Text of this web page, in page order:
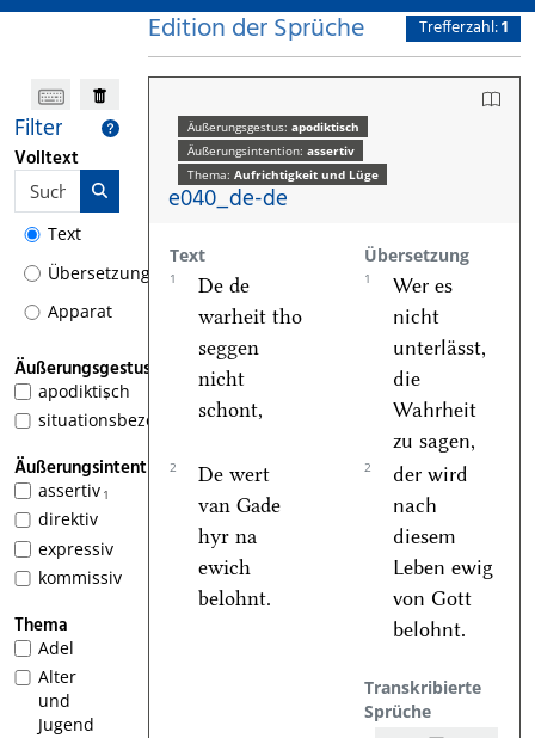
Filter
Volltext
Text
Übersetzung
Apparat
Äußerungsgestus
1
apodiktisch
situationsbezogen
Äußerungsintention
1
assertiv
direktiv
expressiv
kommissiv
Thema
Adel
Alter
und
Jugend
Edition der Sprüche Trefferzahl:1
Äußerungsgestus: apodiktisch
Äußerungsintention: assertiv
Thema: Aufrichtigkeit und Lüge
e040_de-de
Text Übersetzung
1
De de
warheit tho
seggen
nicht
schont,
1
Wer es
nicht
unterlässt,
die
Wahrheit
zu sagen,
2
De wert
van Gade
hyr na
ewich
belohnt.
2
der wird
nach
diesem
Leben ewig
von Gott
belohnt.
Transkribierte
Sprüche